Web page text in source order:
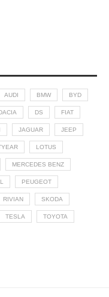
AUDI BMW BYD
DS FIAT
JAGUAR JEEP
LOTUS
MERCEDES BENZ
PEUGEOT
RIVIAN SKODA
TESLA TOYOTA